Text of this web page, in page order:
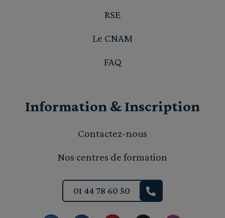
RSE
Le CNAM
FAQ
Information & Inscription
Contactez-nous
Nos centres de formation
01 44 78 60 50